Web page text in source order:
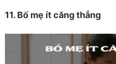
11. Bố mẹ ít căng thẳng